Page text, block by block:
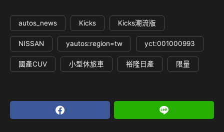
autos_news Kicks Kicks潮流版
NISSAN yautos:region=tw yct:001000993
國產CUV 小型休旅車 裕隆日產 限量